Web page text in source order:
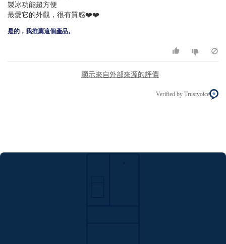
製冰功能超方便
最愛它的外觀，很有質感❤️❤️
是的，我推薦這個產品。
顯示來自外部來源的評價
Verified by Trustvoice